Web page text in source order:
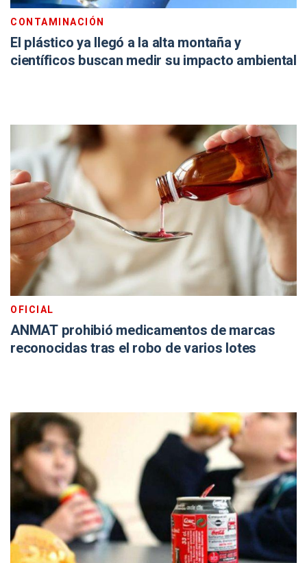
CONTAMINACIÓN
El plástico ya llegó a la alta montaña y
científicos buscan medir su impacto ambiental
OFICIAL
ANMAT prohibió medicamentos de marcas
reconocidas tras el robo de varios lotes